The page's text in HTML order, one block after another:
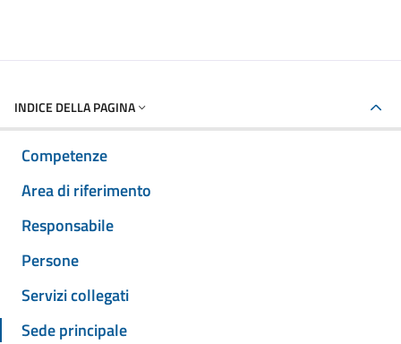
INDICE DELLA PAGINA
Competenze
Area di riferimento
Responsabile
Persone
Servizi collegati
Sede principale